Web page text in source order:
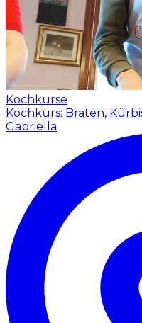
Kochkurse
Kochkurs: Braten,
Gabriella